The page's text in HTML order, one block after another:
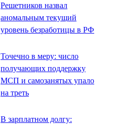
Решетников назвал
аномальным текущий
уровень безработицы в РФ
Точечно в меру: число
получающих поддержку
МСП и самозанятых упало
на треть
В зарплатном долгу: